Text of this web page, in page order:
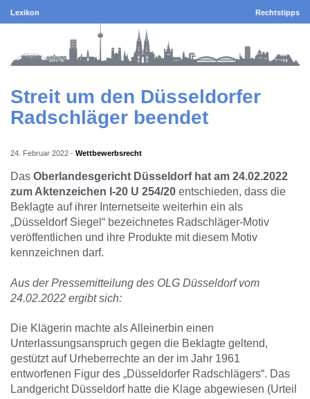
Lexikon Rechtstipps
Streit um den Düsseldorfer
Radschläger beendet
24. Februar 2022 - Wettbewerbsrecht
Das Oberlandesgericht Düsseldorf hat am 24.02.2022
zum Aktenzeichen I-20 U 254/20 entschieden, dass die
Beklagte auf ihrer Internetseite weiterhin ein als
„Düsseldorf Siegel“ bezeichnetes Radschläger-Motiv
veröffentlichen und ihre Produkte mit diesem Motiv
kennzeichnen darf.
Aus der Pressemitteilung des OLG Düsseldorf vom
24.02.2022 ergibt sich:
Die Klägerin machte als Alleinerbin einen
Unterlassungsanspruch gegen die Beklagte geltend,
gestützt auf Urheberrechte an der im Jahr 1961
entworfenen Figur des „Düsseldorfer Radschlägers“. Das
Landgericht Düsseldorf hatte die Klage abgewiesen (Urteil